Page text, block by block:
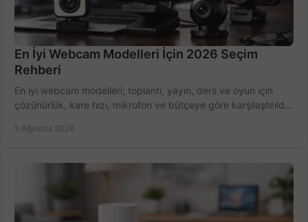
En İyi Webcam Modelleri İçin 2026 Seçim
Rehberi
En iyi webcam modelleri; toplantı, yayın, ders ve oyun için
çözünürlük, kare hızı, mikrofon ve bütçeye göre karşılaştırıldı.
5 Ağustos 2026